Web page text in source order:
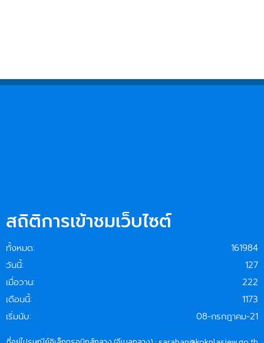
สถิติการเข้าชมเว็บไซต์
161984
ทั้งหมด:
127
วันนี้:
222
เมื่อวาน:
1173
เดือนนี้:
08-กรกฎาคม-21
เริ่มนับ: